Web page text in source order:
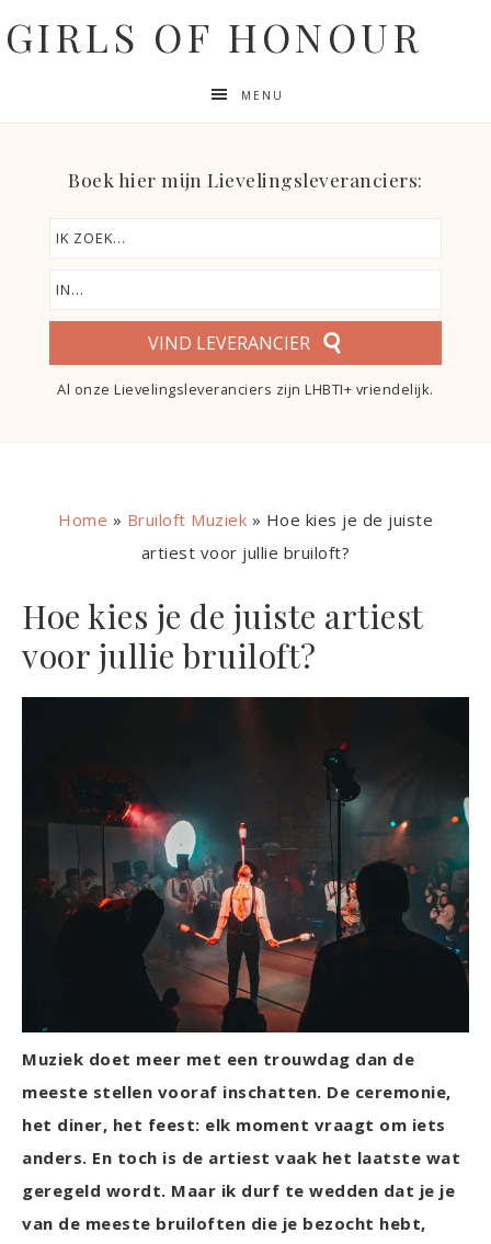
GIRLS OF HONOUR
MENU
Boek hier mijn Lievelingsleveranciers:
VIND LEVERANCIER
Al onze Lievelingsleveranciers zijn LHBTI+ vriendelijk.
Home » Bruiloft Muziek » Hoe kies je de juiste
artiest voor jullie bruiloft?
Hoe kies je de juiste artiest
voor jullie bruiloft?
Muziek doet meer met een trouwdag dan de
meeste stellen vooraf inschatten. De ceremonie,
het diner, het feest: elk moment vraagt om iets
anders. En toch is de artiest vaak het laatste wat
geregeld wordt. Maar ik durf te wedden dat je je
van de meeste bruiloften die je bezocht hebt,